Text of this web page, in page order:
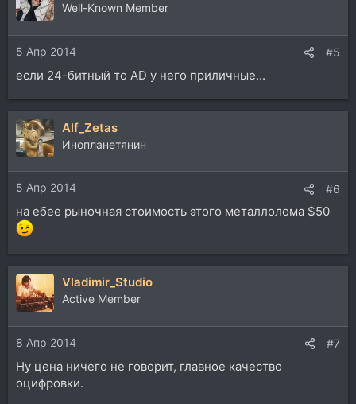
Well-Known Member
5 Апр 2014 #5
если 24-битный то AD у него приличные...
Alf_Zetas
Инопланетянин
5 Апр 2014 #6
на ебее рыночная стоимость этого металлолома $50
Vladimir_Studio
Active Member
8 Апр 2014 #7
Ну цена ничего не говорит, главное качество
оцифровки.